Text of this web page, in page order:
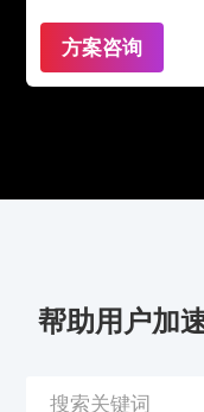
方案咨询
帮助用户加